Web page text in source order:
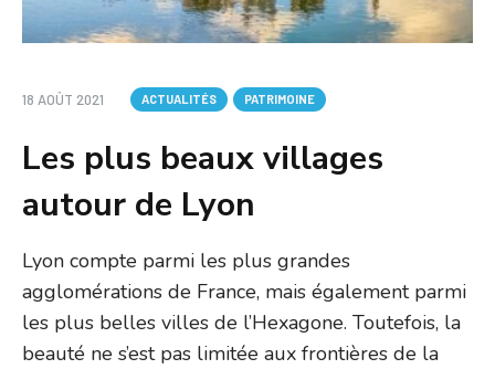
18 AOÛT 2021 ACTUALITÉS PATRIMOINE
Les plus beaux villages
autour de Lyon
Lyon compte parmi les plus grandes
agglomérations de France, mais également parmi
les plus belles villes de l’Hexagone. Toutefois, la
beauté ne s’est pas limitée aux frontières de la